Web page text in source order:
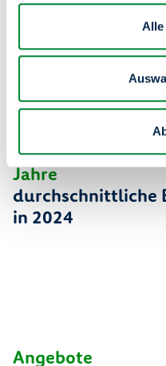
Alle
für Fortbildungen
Mitarbeiterin und
35
Jahre
durchschnittliche
in 2024
Angebote